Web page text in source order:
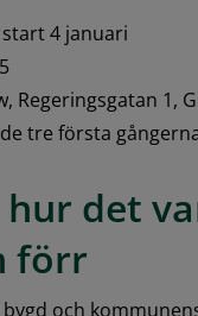
4 januari
Regeringsgatan 1,
tre första
det
förr
och